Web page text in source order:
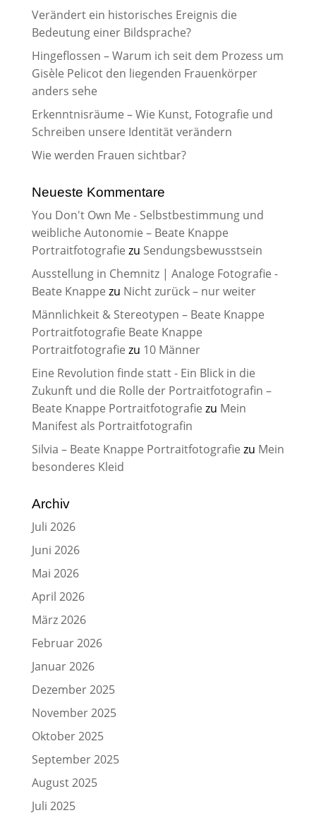
Verändert ein historisches Ereignis die
Bedeutung einer Bildsprache?
Hingeflossen – Warum ich seit dem Prozess um
Gisèle Pelicot den liegenden Frauenkörper
anders sehe
Erkenntnisräume – Wie Kunst, Fotografie und
Schreiben unsere Identität verändern
Wie werden Frauen sichtbar?
Neueste Kommentare
You Don't Own Me - Selbstbestimmung und
weibliche Autonomie – Beate Knappe
Portraitfotografie zu Sendungsbewusstsein
Ausstellung in Chemnitz | Analoge Fotografie -
Beate Knappe zu Nicht zurück – nur weiter
Männlichkeit & Stereotypen – Beate Knappe
Portraitfotografie Beate Knappe
Portraitfotografie zu 10 Männer
Eine Revolution finde statt - Ein Blick in die
Zukunft und die Rolle der Portraitfotografin –
Beate Knappe Portraitfotografie zu Mein
Manifest als Portraitfotografin
Silvia – Beate Knappe Portraitfotografie zu Mein
besonderes Kleid
Archiv
Juli 2026
Juni 2026
Mai 2026
April 2026
März 2026
Februar 2026
Januar 2026
Dezember 2025
November 2025
Oktober 2025
September 2025
August 2025
Juli 2025